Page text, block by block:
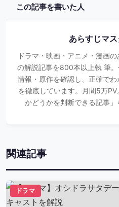
この記事を書いた人
あらすじマ
ドラマ・映画・アニメ・漫画
の解説記事を800本以上執 筆
情報・原作を確認し、正確で
を徹底しています。月間5万
かどうかを判断できる記事」
関連記事
ドラマ